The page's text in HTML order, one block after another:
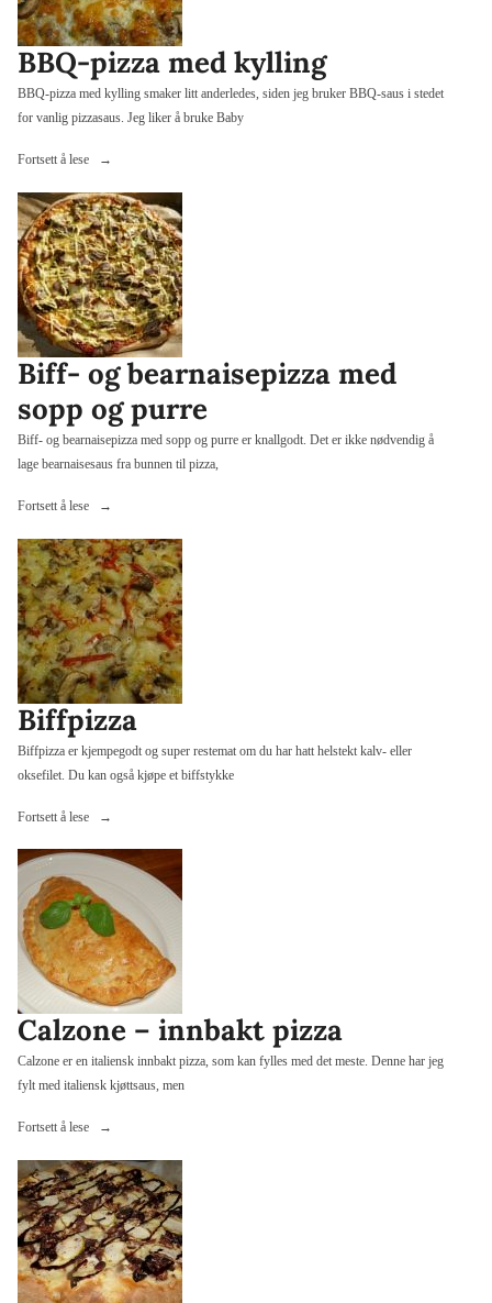
BBQ-pizza med kylling
BBQ-pizza med kylling smaker litt anderledes, siden jeg bruker BBQ-saus i stedet
for vanlig pizzasaus. Jeg liker å bruke Baby
Fortsett å lese
«BBQ-
med
kylling»
Biff- og bearnaisepizza med
sopp og purre
Biff- og bearnaisepizza med sopp og purre er knallgodt. Det er ikke nødvendig å
lage bearnaisesaus fra bunnen til pizza,
Fortsett å lese
«Biff-
bearnaisepizza
med
sopp
og
purre»
Biffpizza
Biffpizza er kjempegodt og super restemat om du har hatt helstekt kalv- eller
oksefilet. Du kan også kjøpe et biffstykke
Fortsett å lese «Biffpizza»
Calzone – innbakt pizza
Calzone er en italiensk innbakt pizza, som kan fylles med det meste. Denne har jeg
fylt med italiensk kjøttsaus, men
Fortsett å lese
«Calzone
innbakt
pizza»